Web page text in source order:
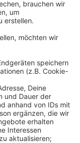
jetzt
unbekannten
stellen
einfach